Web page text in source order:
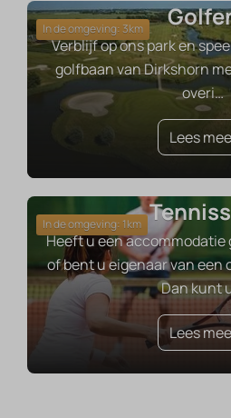
In de omgeving: 3km
Verblijf op ons park en
golfbaan van Dirkshorn
overi…
Lees
In de omgeving: 1km
Heeft u een accommodatie
of bent u eigenaar van een
Dan kunt
Lees